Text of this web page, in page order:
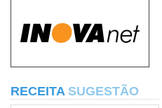
RECEITA SUGESTÃO